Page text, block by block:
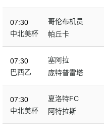
07:30
中北美杯
哥伦布机员
帕丘卡
07:30
巴西乙
塞阿拉
庞特普雷塔
07:30
中北美杯
夏洛特FC
阿特拉斯